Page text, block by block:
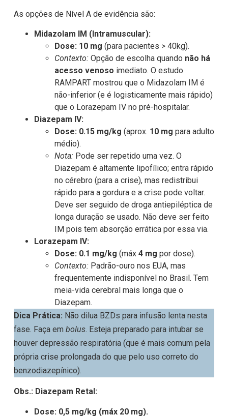
As opções de Nível A de evidência são:
Midazolam IM (Intramuscular):
Dose: 10 mg (para pacientes > 40kg).
Contexto:Opção de escolha quando não há
acesso venoso imediato. O estudo
RAMPART mostrou que o Midazolam IM é
não-inferior (e é logisticamente mais rápido)
que o Lorazepam IV no pré-hospitalar.
Diazepam IV:
Dose: 0.15 mg/kg (aprox. 10 mg para adulto
médio).
Nota:Pode ser repetido uma vez. O
Diazepam é altamente lipofílico; entra rápido
no cérebro (para a crise), mas redistribui
rápido para a gordura e a crise pode voltar.
Deve ser seguido de droga antiepiléptica de
longa duração se usado. Não deve ser feito
IM pois tem absorção errática por essa via.
Lorazepam IV:
Dose: 0.1 mg/kg (máx 4 mg por dose).
Contexto:Padrão-ouro nos EUA, mas
frequentemente indisponível no Brasil. Tem
meia-vida cerebral mais longa que o
Diazepam.
Dica Prática: Não dilua BZDs para infusão lenta nesta
fase. Faça em bolus. Esteja preparado para intubar se
houver depressão respiratória (que é mais comum pela
própria crise prolongada do que pelo uso correto do
benzodiazepínico).
Obs.: Diazepam Retal:
Dose: 0,5 mg/kg (máx 20 mg).